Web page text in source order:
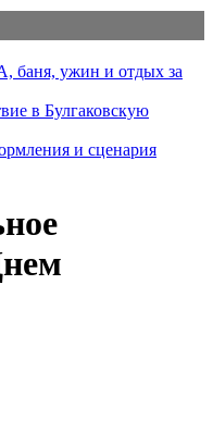
баня, ужин и отдых за
в Булгаковскую
и сценария